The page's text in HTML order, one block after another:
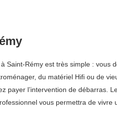
Saint-Rémy est très simple : vous
du matériel Hifi ou de
payer l’intervention de débarras.
vous permettra de